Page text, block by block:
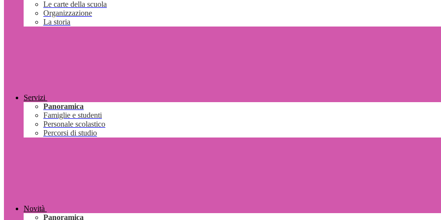
Le carte della scuola
Organizzazione
La storia
Servizi
Panoramica
Famiglie e studenti
Personale scolastico
Percorsi di studio
Novità
Panoramica